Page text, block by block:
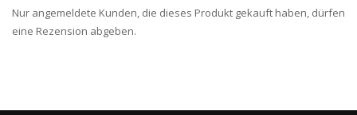
Nur angemeldete Kunden, die dieses Produkt gekauft haben, dürfen
eine Rezension abgeben.